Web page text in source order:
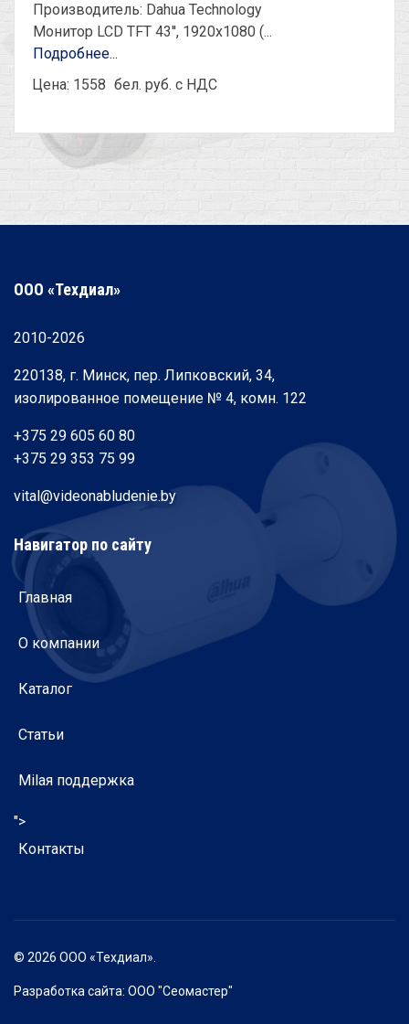
Производитель: Dahua Technology
Монитор LCD TFT 43'', 1920х1080 (...
Подробнее...
Цена: 1558 бел. руб. с НДС
ООО «Техдиал»
2010-2026
220138, г. Минск, пер. Липковский, 34,
изолированное помещение № 4, комн. 122
+375 29 605 60 80
+375 29 353 75 99
vital@videonabludenie.by
Навигатор по сайту
Главная
О компании
Каталог
Статьи
Milaя поддержка
">
Контакты
© 2026 ООО «Техдиал».
Разработка сайта: ООО "Сеомастер"